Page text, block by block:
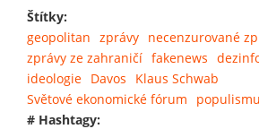
Štítky:
geopolitan zprávy necenzurované
zprávy ze zahraničí fakenews
ideologie Davos
Klaus Schwab
Světové ekonomické fórum
# Hashtagy: